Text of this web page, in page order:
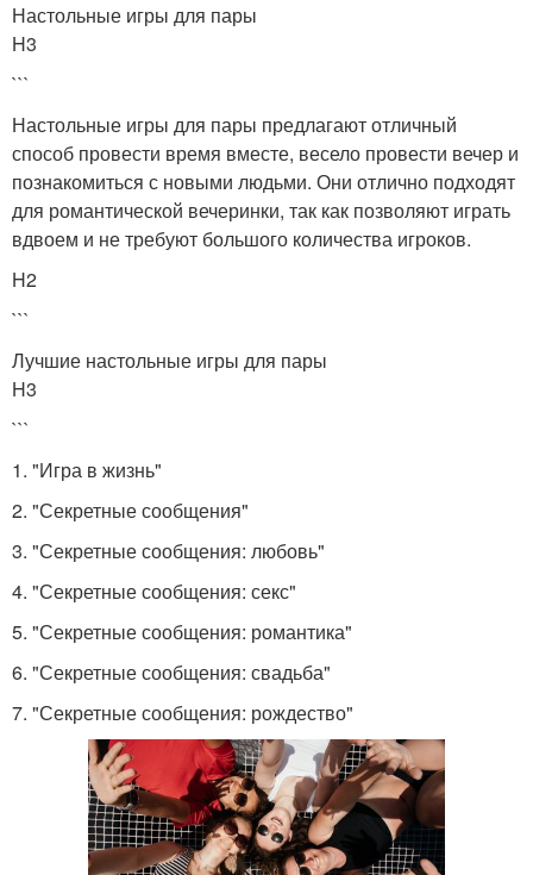
Настольные игры для пары
H3
```
Настольные игры для пары предлагают отличный
способ провести время вместе, весело провести вечер и
познакомиться с новыми людьми. Они отлично подходят
для романтической вечеринки, так как позволяют играть
вдвоем и не требуют большого количества игроков.
H2
```
Лучшие настольные игры для пары
H3
```
1. "Игра в жизнь"
2. "Секретные сообщения"
3. "Секретные сообщения: любовь"
4. "Секретные сообщения: секс"
5. "Секретные сообщения: романтика"
6. "Секретные сообщения: свадьба"
7. "Секретные сообщения: рождество"